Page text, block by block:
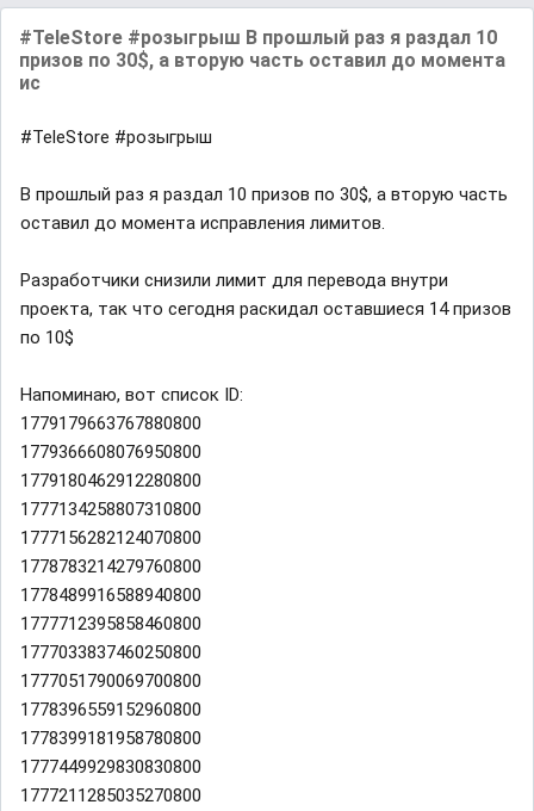
#TeleStore #розыгрыш В прошлый раз я раздал 10
призов по 30$, а вторую часть оставил до момента
ис
#TeleStore #розыгрыш
В прошлый раз я раздал 10 призов по 30$, а вторую часть
оставил до момента исправления лимитов.
Разработчики снизили лимит для перевода внутри
проекта, так что сегодня раскидал оставшиеся 14 призов
по 10$
Напоминаю, вот список ID:
1779179663767880800
1779366608076950800
1779180462912280800
1777134258807310800
1777156282124070800
1778783214279760800
1778489916588940800
1777712395858460800
1777033837460250800
1777051790069700800
1778396559152960800
1778399181958780800
1777449929830830800
1777211285035270800